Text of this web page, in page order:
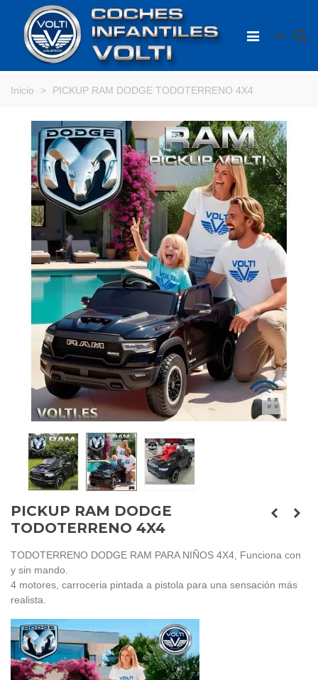
Inicio > PICKUP RAM DODGE TODOTERRENO 4X4
PICKUP RAM DODGE
TODOTERRENO 4X4
TODOTERRENO DODGE RAM PARA NIÑOS 4X4, Funciona con
y sin mando.
4 motores, carroceria pintada a pistola para una sensación más
realista.